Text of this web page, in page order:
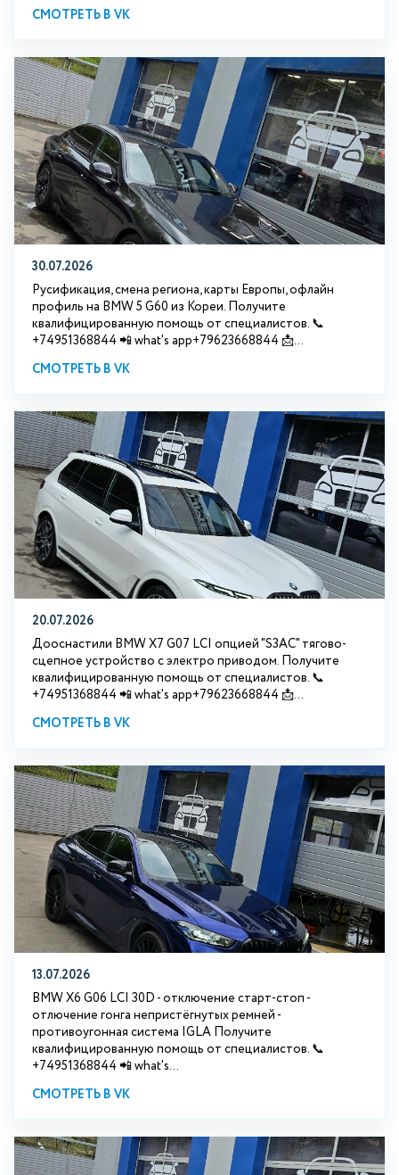
СМОТРЕТЬ В VK
30.07.2026
Русификация, смена региона, карты Европы, офлайн
профиль на BMW 5 G60 из Кореи. Получите
квалифицированную помощь от специалистов. 📞
+74951368844 📲 what's app+79623668844 📩...
СМОТРЕТЬ В VK
20.07.2026
Дооснастили BMW Х7 G07 LCI опцией "S3АС" тягово-
сцепное устройство с электро приводом. Получите
квалифицированную помощь от специалистов. 📞
+74951368844 📲 what's app+79623668844 📩...
СМОТРЕТЬ В VK
13.07.2026
BMW X6 G06 LCI 30D - отключение старт-стоп -
отлючение гонга непристёгнутых ремней -
противоугонная система IGLA Получите
квалифицированную помощь от специалистов. 📞
+74951368844 📲 what's...
СМОТРЕТЬ В VK